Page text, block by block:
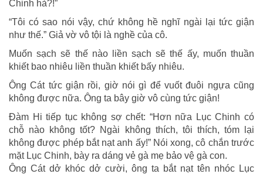
Chinh hả?!”
“Tôi có sao nói vậy, chứ không hề nghĩ ngài lại tức giận
như thế.” Giả vờ vô tội là nghề của cô.
Muốn sạch sẽ thế nào liền sạch sẽ thế ấy, muốn thuần
khiết bao nhiêu liền thuần khiết bấy nhiêu.
Ông Cát tức giận rồi, giờ nói gì để vuốt đuôi ngựa cũng
không được nữa. Ông ta bây giờ vô cùng tức giận!
Đàm Hi tiếp tục không sợ chết: “Hơn nữa Lục Chinh có
chỗ nào không tốt? Ngài không thích, tôi thích, tóm lại
không được phép bắt nạt anh ấy!” Nói xong, cô chắn trước
mặt Lục Chinh, bày ra dáng vẻ gà mẹ bảo vệ gà con.
Ông Cát dở khóc dở cười, ông ta bắt nạt tên nhóc Lục